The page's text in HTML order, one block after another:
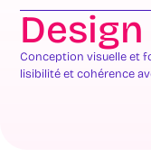
Design
Conception visuelle et
lisibilité et cohérence